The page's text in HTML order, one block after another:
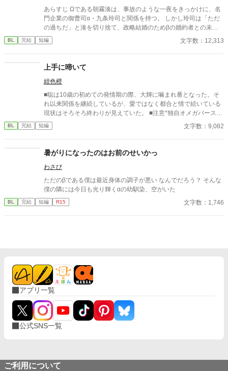
毎日更新。その後は週3話の更新を目指します。執筆しながらの
更新、遅筆なのでゆっくりペースにはなりますが、完結は保証い
たします。 ☆8/7 15時更新 HOT女性向けランキング42位！ あ
りがとうございます😊
あらすじ Ωである朝霧湊は、事故のような一夜をきっかけに、名
門企業の御曹司α・九条玲司と関係を持つ。 しかし玲司は「ただ
の過ちだ」と湊を切り捨て、政略結婚のためβの婚約者との未来
を選んだ。 深く傷ついた湊は、彼の前から姿を消す。 数か月後―
―。 湊の身体は、これまで誰も知らなかった希少な『遅咲きΩ』
たと知る。 「戻ってきてくれ」 今さら必死に追いかけてくる玲
司。 だが湊の隣には、自分を支え続けてくれた医師のα・神崎伊
織がいた。 「あなたは俺を捨てたでしょう」 後悔に苦しむα、執
着する第二のα、そして希少Ωを巡る陰謀。 もう二度と傷つきた
くないΩが最後に選ぶ相手とは――。 捨てた側の後悔と執着が加
速する、すれ違いオメガバースBL。
BL 完結 短編 文字数：12,313
上手に啼いて
紺色橙
■聡は10歳の初めての発情期の際、大輝に噛まれ番となった。そ
れ以来関係を継続しているが、愛ではなく都合と情で続いている
現状はそろそろ終わりが見えていた。 ■注意*独自オメガバース設
定。■『それは愛か本能か』と同じ世界設定です。関係は一切な
し。
BL 完結 短編 文字数：9,082
暑がりになったのはお前のせいかっ
わさび
ただのβである僕は最近身体の調子が悪い なんでだろう？ そんな
僕の隣には今日も光り輝くαの幼馴染、空がいた
BL 完結 短編 R15 文字数：1,746
アプリ一覧
公式SNS一覧
ご利用について